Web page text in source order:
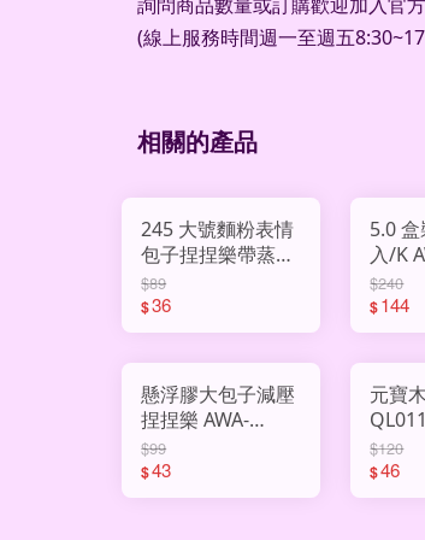
(線上服務時間週一至週五
相關的產品
245 大號麵粉表情
包子捏捏樂帶蒸籠
AHY3015407
$89
$36
5.0
入/K AWA-Q2286-
8-1
$240
$144
懸浮膠大包子減壓
捏捏樂 AWA-
106517
$99
$43
元寶
QL011
$120
$46